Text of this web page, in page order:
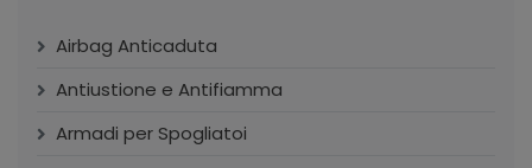
Airbag Anticaduta
Antiustione e Antifiamma
Armadi per Spogliatoi